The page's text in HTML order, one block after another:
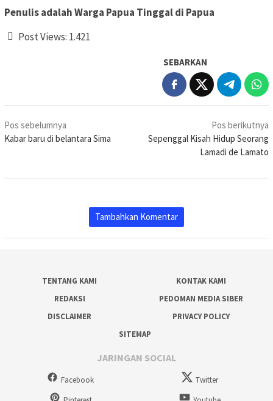
Penulis adalah Warga Papua Tinggal di Papua
Post Views: 1.421
SEBARKAN
Navigasi
pos
Pos sebelumnya
Kabar baru di belantara Sima
Pos berikutnya
Sepenggal Kisah Hidup Seorang
Lamadi de Lamato
Tambahkan Komentar
TENTANG KAMI
KONTAK KAMI
REDAKSI
PEDOMAN MEDIA SIBER
DISCLAIMER
PRIVACY POLICY
SITEMAP
JARINGAN SOCIAL
Facebook
Twitter